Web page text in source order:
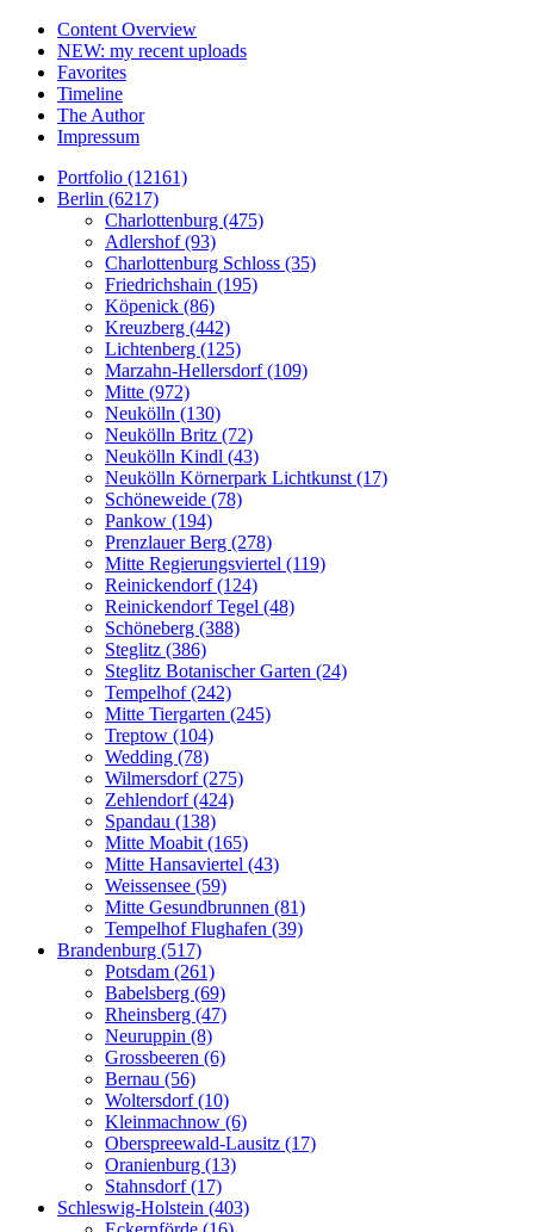
Content Overview
NEW: my recent uploads
Favorites
Timeline
The Author
Impressum
Portfolio (12161)
Berlin (6217)
Charlottenburg (475)
Adlershof (93)
Charlottenburg Schloss (35)
Friedrichshain (195)
Köpenick (86)
Kreuzberg (442)
Lichtenberg (125)
Marzahn-Hellersdorf (109)
Mitte (972)
Neukölln (130)
Neukölln Britz (72)
Neukölln Kindl (43)
Neukölln Körnerpark Lichtkunst (17)
Schöneweide (78)
Pankow (194)
Prenzlauer Berg (278)
Mitte Regierungsviertel (119)
Reinickendorf (124)
Reinickendorf Tegel (48)
Schöneberg (388)
Steglitz (386)
Steglitz Botanischer Garten (24)
Tempelhof (242)
Mitte Tiergarten (245)
Treptow (104)
Wedding (78)
Wilmersdorf (275)
Zehlendorf (424)
Spandau (138)
Mitte Moabit (165)
Mitte Hansaviertel (43)
Weissensee (59)
Mitte Gesundbrunnen (81)
Tempelhof Flughafen (39)
Brandenburg (517)
Potsdam (261)
Babelsberg (69)
Rheinsberg (47)
Neuruppin (8)
Grossbeeren (6)
Bernau (56)
Woltersdorf (10)
Kleinmachnow (6)
Oberspreewald-Lausitz (17)
Oranienburg (13)
Stahnsdorf (17)
Schleswig-Holstein (403)